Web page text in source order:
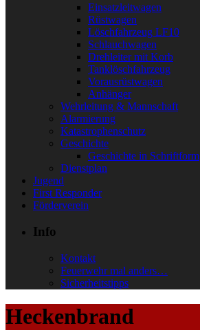
Einsatzleitwagen
Rüstwagen
Löschfahrzeug LF10
Schlauchwagen
Drehleiter mit Korb
Tanklöschfahrzeug
Vorausrüstwagen
Anhänger
Wehrleitung & Mannschaft
Alarmierung
Katastrophenschutz
Geschichte
Geschichte in Schriftform
Dienstplan
Jugend
First Responder
Förderverein
Info
Kontakt
Feuerwehr mal anders…
Sicherheitstipps
Heckenbrand